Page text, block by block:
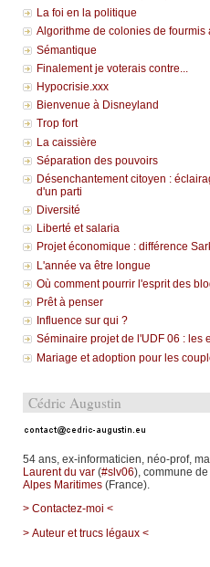
La foi en la politique
Algorithme de colonies de
Sémantique
Finalement je voterais contre...
Hypocrisie.xxx
Bienvenue à Disneyland
Trop fort
La caissière
Séparation des pouvoirs
Désenchantement citoyen :
d'un parti
Diversité
Liberté et salaria
Projet économique : différence
L'année va être longue
Où comment pourrir l'esprit des
Prêt à penser
Influence sur qui ?
Séminaire projet de l'UDF 06 : les
Mariage et adoption pour les
Cédric Augustin
54 ans, ex-informaticien, néo-prof,
Laurent du var(#slv06), commune de
Alpes Maritimes(France).
> Contactez-moi <
> Auteur et trucs légaux <